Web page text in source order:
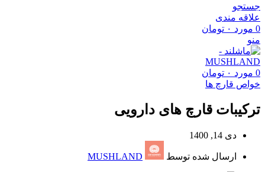
جستجو
علاقه مندی
0 مورد ۰ تومان
منو
0 مورد ۰ تومان
خواص قارچ ها
ترکیبات قارچ های دارویی
دی 14, 1400
ارسال شده توسط MUSHLAND